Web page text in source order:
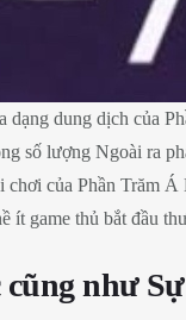
dạng dung dịch của
số lượng Ngoài ra
của Phần Trăm
ít game thủ bắt đầu
như